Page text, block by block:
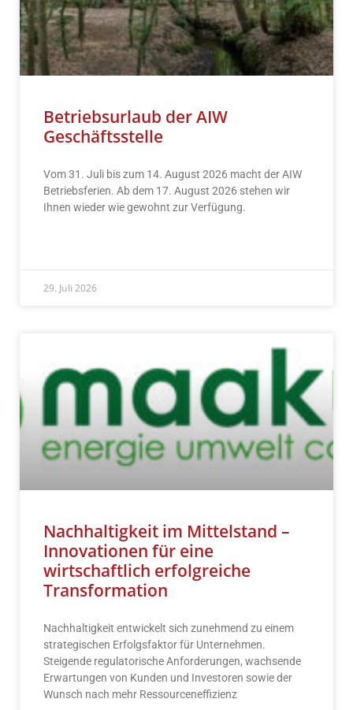
Betriebsurlaub der AIW
Geschäftsstelle
Vom 31. Juli bis zum 14. August 2026 macht der AIW
Betriebsferien. Ab dem 17. August 2026 stehen wir
Ihnen wieder wie gewohnt zur Verfügung.
29. Juli 2026
Nachhaltigkeit im Mittelstand –
Innovationen für eine
wirtschaftlich erfolgreiche
Transformation
Nachhaltigkeit entwickelt sich zunehmend zu einem
strategischen Erfolgsfaktor für Unternehmen.
Steigende regulatorische Anforderungen, wachsende
Erwartungen von Kunden und Investoren sowie der
Wunsch nach mehr Ressourceneffizienz